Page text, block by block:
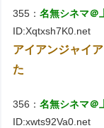
355：名無シネマ＠
ID:Xqtxsh7K0.net
アイアンジャイ
た
356：名無シネマ＠
ID:xwts92Va0.net